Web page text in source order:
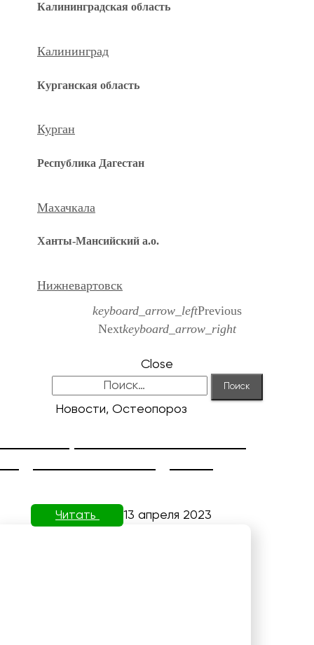
Калининградская область
Калининград
Курганская область
Курган
Республика Дагестан
Махачкала
Ханты-Мансийский а.о.
Нижневартовск
keyboard_arrow_leftPrevious
Nextkeyboard_arrow_right
Close
Новости, Остеопороз
Читать 13 апреля 2023